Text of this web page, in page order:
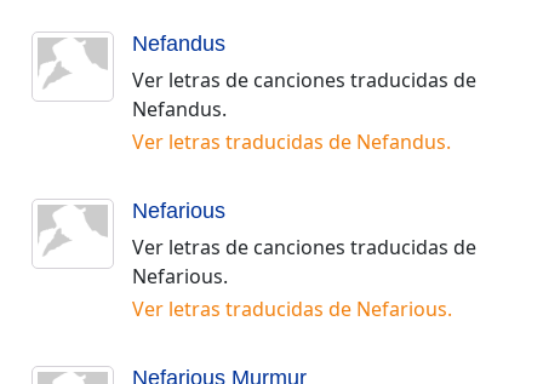
Nefandus
Ver letras de canciones traducidas de
Nefandus.
Ver letras traducidas de Nefandus.
Nefarious
Ver letras de canciones traducidas de
Nefarious.
Ver letras traducidas de Nefarious.
Nefarious Murmur